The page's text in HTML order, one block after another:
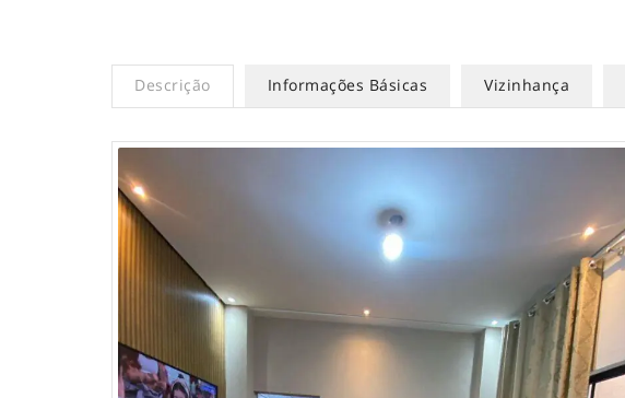
Descrição Informações Básicas Vizinhança